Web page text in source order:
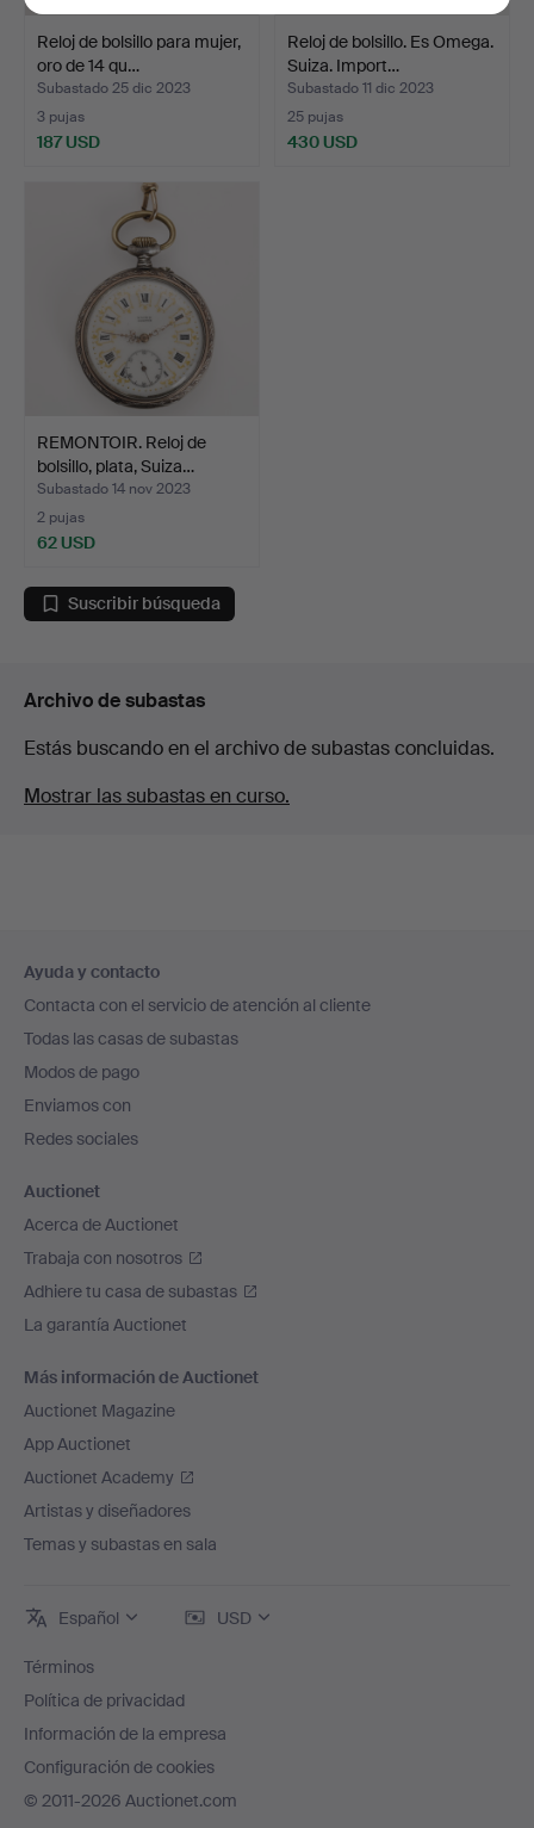
Reloj de bolsillo para mujer,
oro de 14 qu…
Subastado 25 dic 2023
3 pujas
187 USD
Reloj de bolsillo. Es Omega.
Suiza. Import…
Subastado 11 dic 2023
25 pujas
430 USD
REMONTOIR. Reloj de
bolsillo, plata, Suiza…
Subastado 14 nov 2023
2 pujas
62 USD
Suscribir búsqueda
Archivo de subastas
Estás buscando en el archivo de subastas concluidas.
Mostrar las subastas en curso.
en
el
pie
de
página
Ayuda y contacto
Contacta con el servicio de atención al cliente
Todas las casas de subastas
Modos de pago
Enviamos con
Redes sociales
Auctionet
Acerca de Auctionet
Trabaja con nosotros
Adhiere tu casa de subastas
La garantía Auctionet
Más información de Auctionet
Auctionet Magazine
App Auctionet
Auctionet Academy
Artistas y diseñadores
Temas y subastas en sala
Español USD
Términos
Política de privacidad
Información de la empresa
Configuración de cookies
© 2011-2026 Auctionet.com